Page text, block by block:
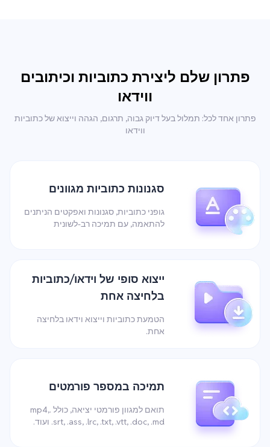
פתרון שלם ליצירת כתוביות וכיתובים
ווידאו
פתרון אחד לכל: תמלול בעל דיוק גבוה, תרגום, הגהה וייצוא של כתוביות
ווידאו
סגנונות כתוביות מגוונים
גופני כתוביות, סגנונות ואפקטים הניתנים
להתאמה, עם תמיכה רב-לשונית
ייצוא סופי של וידאו/כתוביות
בלחיצה אחת
הטמעת כתוביות וייצוא וידאו בלחיצה
אחת.
תמיכה במספר פורמטים
תואם למגוון פורמטי יציאה, כולל .mp4,
.srt, .ass, .lrc, .txt, .vtt, .doc, .md ועוד.